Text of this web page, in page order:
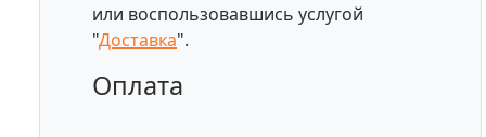
или воспользовавшись услугой
"Доставка".
Оплата